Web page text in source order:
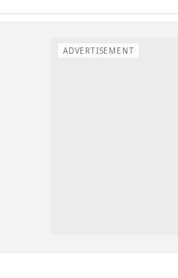
ADVERTISEMENT